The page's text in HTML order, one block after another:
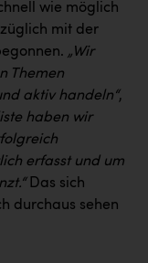
wie möglich
mit der
„Wir
Themen
aktiv handeln“,
haben wir
erfasst und um
Das sich
durchaus sehen